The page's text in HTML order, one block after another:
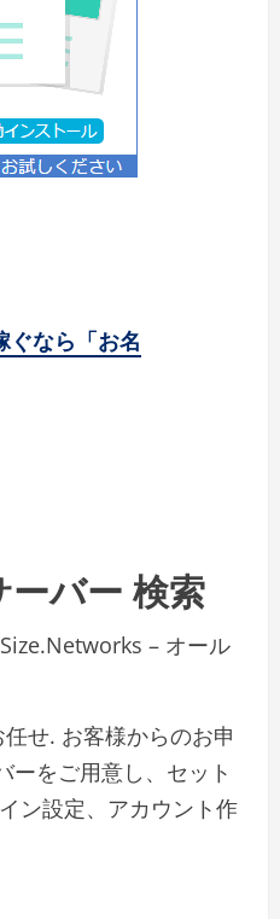
ぐなら「お名
ーバー 検索
– オール
せ. お客様からのお申
ーをご用意し、セット
ン設定、アカウント作